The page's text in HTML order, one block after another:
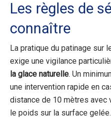
Les règles de
connaître
La pratique du patinage sur
exige une vigilance
la glace naturelle. Un
une intervention rapide en
distance de 10 mètres avec
le poids sur la surface gelée.